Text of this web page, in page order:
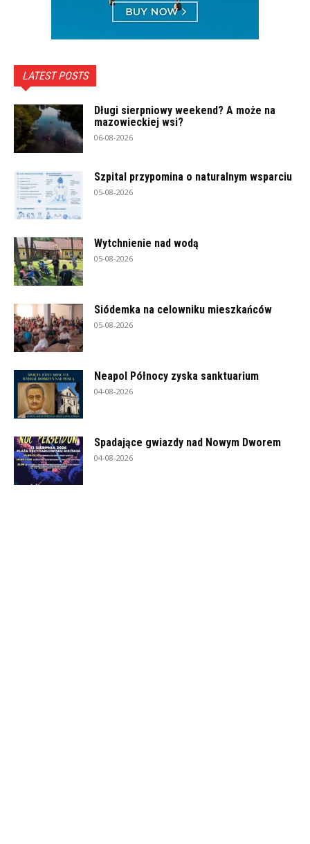
LATEST POSTS
Długi sierpniowy weekend? A może na
mazowieckiej wsi?
06-08-2026
Szpital przypomina o naturalnym wsparciu
05-08-2026
Wytchnienie nad wodą
05-08-2026
Siódemka na celowniku mieszkańców
05-08-2026
Neapol Północy zyska sanktuarium
04-08-2026
Spadające gwiazdy nad Nowym Dworem
04-08-2026